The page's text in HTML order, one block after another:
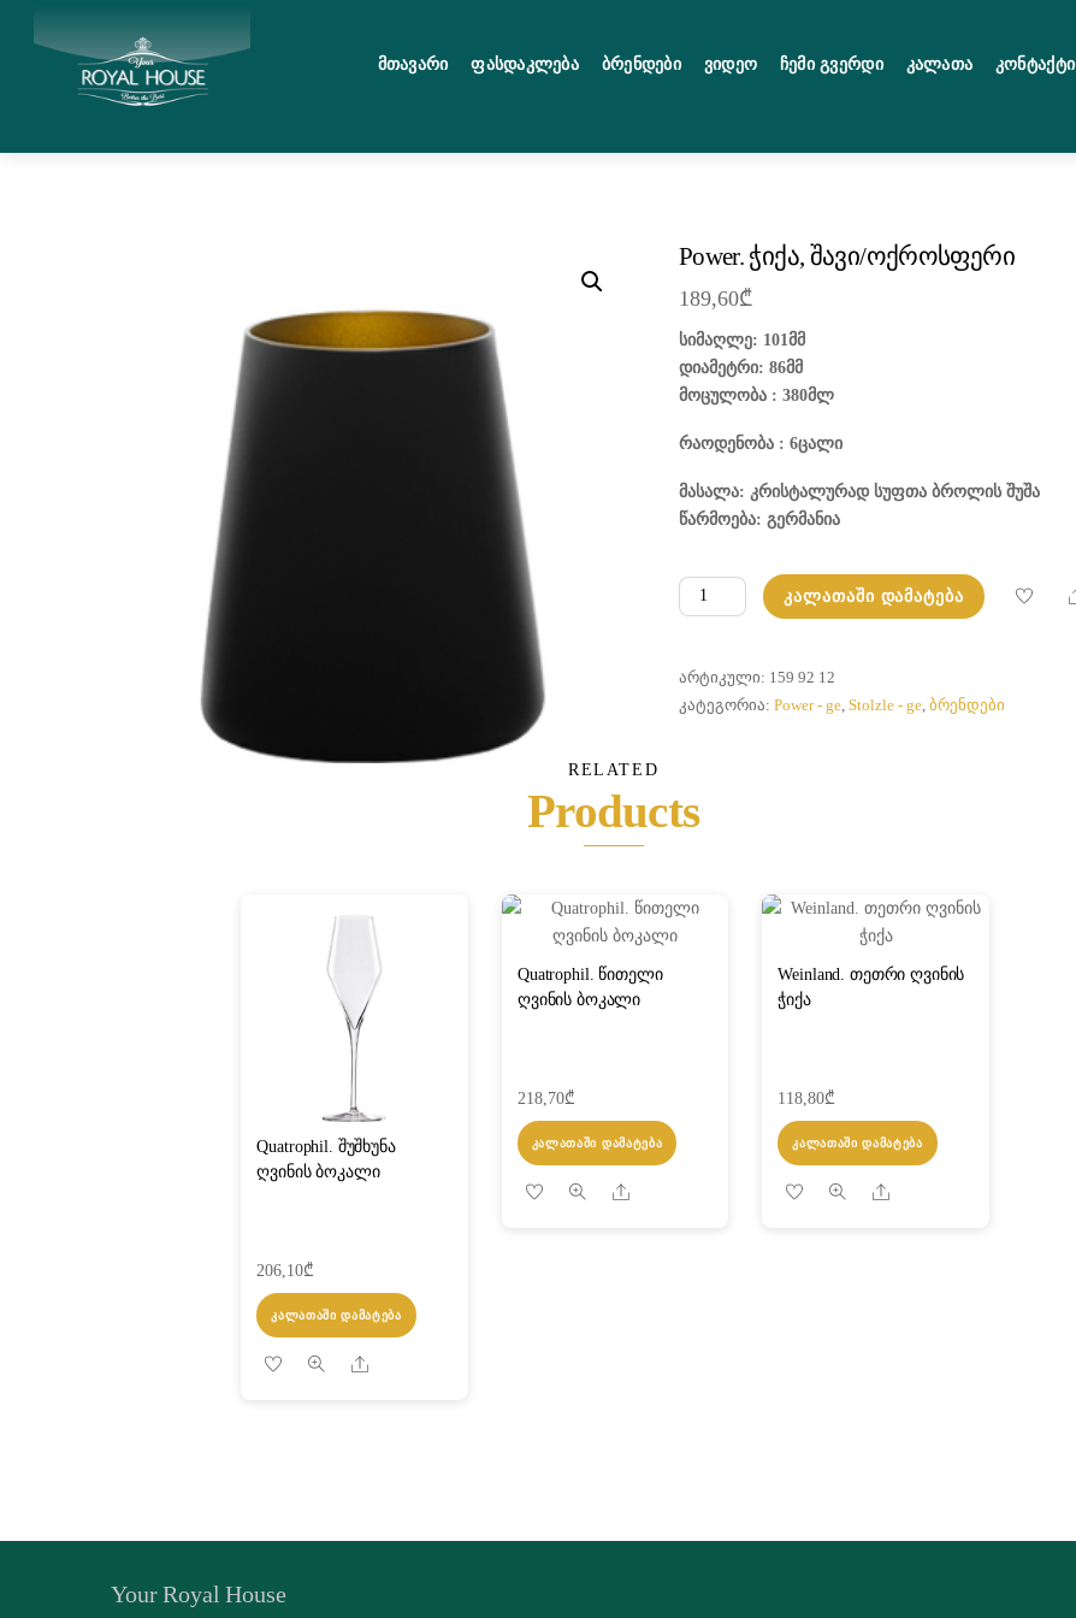
Მთავარი Ფასდაკლება Ბრენდები Ვიდეო Ჩემი Გვერდი Კალათა Კონტაქტი
Power. ჭიქა, შავი/ოქროსფერი
189,60₾
სიმაღლე: 101მმ
დიამეტრი: 86მმ
მოცულობა : 380მლ
რაოდენობა : 6ცალი
მასალა: კრისტალურად სუფთა ბროლის შუშა
წარმოება: გერმანია
რაოდენობა:
Power.
შავი/
ოქროსფერი
ᲙᲐᲚᲐᲗᲐᲨᲘ ᲓᲐᲛᲐᲢᲔᲑᲐ
ᲐᲠᲢᲘᲙᲣᲚᲘ: 159 92 12
ᲙᲐᲢᲔᲒᲝᲠᲘᲐ: Power - ge, Stolzle - ge, ბრენდები
RELATED
Products
Quatrophil. შუშხუნა
ღვინის ბოკალი
206,10₾
ᲙᲐᲚᲐᲗᲐᲨᲘ ᲓᲐᲛᲐᲢᲔᲑᲐ
Share
Quatrophil. წითელი
ღვინის ბოკალი
218,70₾
ᲙᲐᲚᲐᲗᲐᲨᲘ ᲓᲐᲛᲐᲢᲔᲑᲐ
Share
Weinland. თეთრი ღვინის
ჭიქა
118,80₾
ᲙᲐᲚᲐᲗᲐᲨᲘ ᲓᲐᲛᲐᲢᲔᲑᲐ
Share
Your Royal House